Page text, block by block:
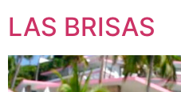
LAS BRISAS